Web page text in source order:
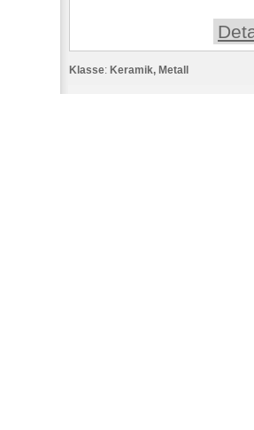
Klasse: Keramik, Metall